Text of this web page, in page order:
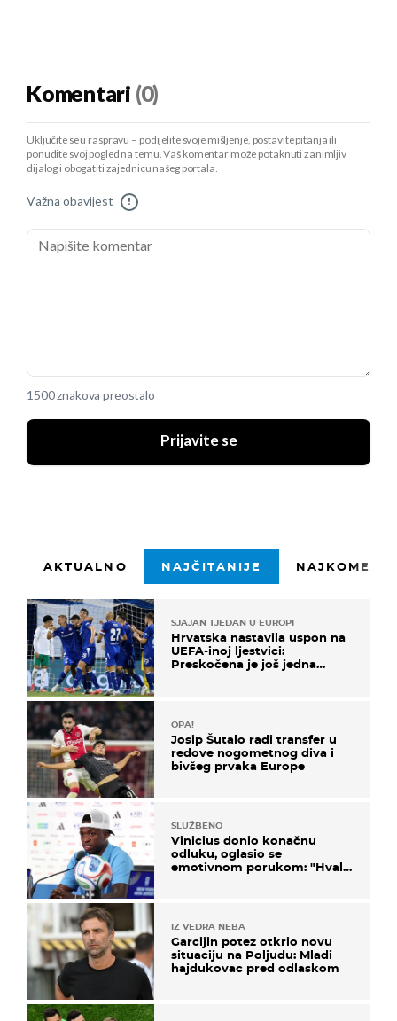
Komentari (0)
Uključite se u raspravu – podijelite svoje mišljenje, postavite pitanja ili
ponudite svoj pogled na temu. Vaš komentar može potaknuti zanimljiv
dijalog i obogatiti zajednicu našeg portala.
Važna obavijest !
1500 znakova preostalo
Prijavite se
AKTUALNO NAJČITANIJE
SJAJAN TJEDAN U EUROPI
Hrvatska nastavila uspon na
UEFA-inoj ljestvici:
Preskočena je još jedna
OPA!
Josip Šutalo radi transfer u
redove nogometnog diva i
bivšeg prvaka Europe
SLUŽBENO
Vinicius donio konačnu
odluku, oglasio se
emotivnom porukom: "Hvala
IZ VEDRA NEBA
Garcijin potez otkrio novu
situaciju na Poljudu: Mladi
hajdukovac pred odlaskom